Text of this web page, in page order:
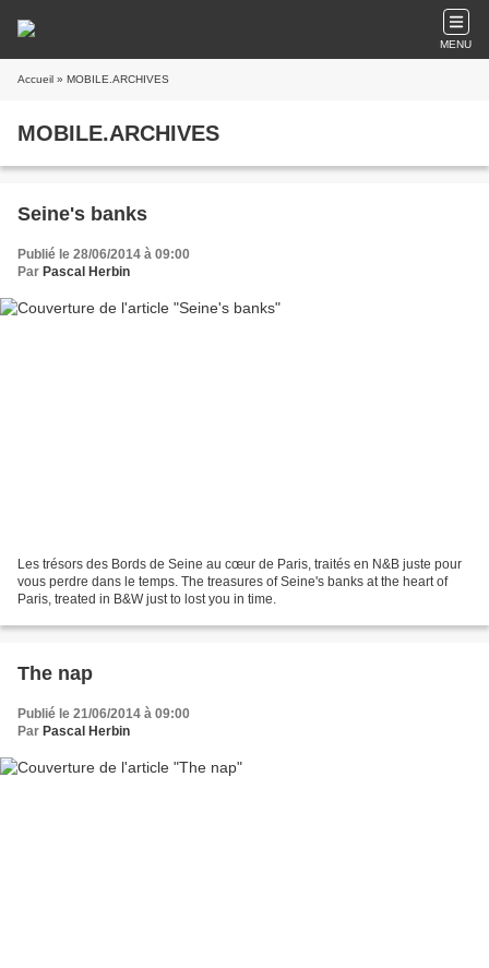
MENU
Accueil » MOBILE.ARCHIVES
MOBILE.ARCHIVES
Seine's banks
Publié le 28/06/2014 à 09:00
Par Pascal Herbin
Les trésors des Bords de Seine au cœur de Paris, traités en N&B juste pour
vous perdre dans le temps. The treasures of Seine's banks at the heart of
Paris, treated in B&W just to lost you in time.
The nap
Publié le 21/06/2014 à 09:00
Par Pascal Herbin